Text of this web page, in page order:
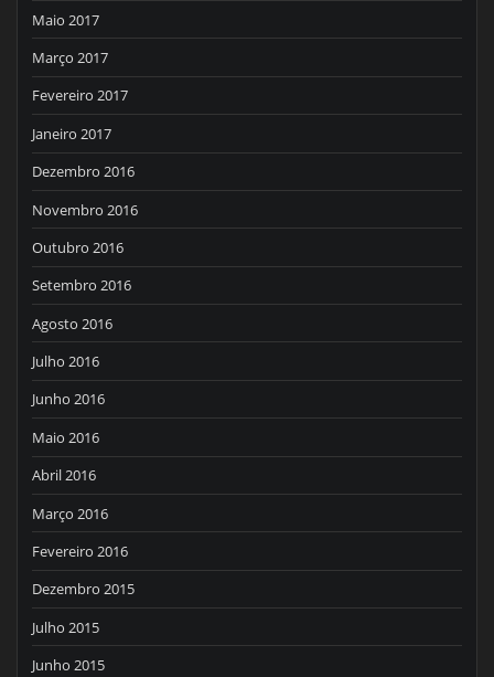
Maio 2017
Março 2017
Fevereiro 2017
Janeiro 2017
Dezembro 2016
Novembro 2016
Outubro 2016
Setembro 2016
Agosto 2016
Julho 2016
Junho 2016
Maio 2016
Abril 2016
Março 2016
Fevereiro 2016
Dezembro 2015
Julho 2015
Junho 2015